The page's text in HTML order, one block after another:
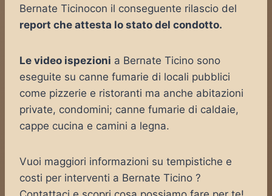
Bernate Ticinocon il conseguente rilascio del
report che attesta lo stato del condotto.
Le video ispezioni a Bernate Ticino sono
eseguite su canne fumarie di locali pubblici
come pizzerie e ristoranti ma anche abitazioni
private, condomini; canne fumarie di caldaie,
cappe cucina e camini a legna.
Vuoi maggiori informazioni su tempistiche e
costi per interventi a Bernate Ticino ?